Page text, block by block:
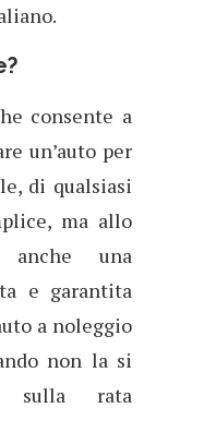
consente a
un’auto per
di qualsiasi
ma allo
una
e garantita
a noleggio
non la si
sulla rata